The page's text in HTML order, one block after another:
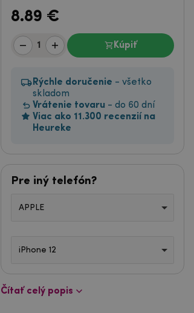
8.89 €
Kúpiť
Rýchle doručenie - všetko
skladom
Vrátenie tovaru - do 60 dní
Viac ako 11.300 recenzií na
Heureke
Pre iný telefón?
APPLE
iPhone 12
Čítať celý popis